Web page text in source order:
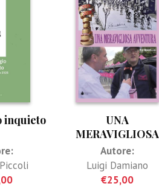
inquieto
UNA
MERAVIGLIOSA
AVVENTURA
Autore:
Luigi Damiano
€25,00